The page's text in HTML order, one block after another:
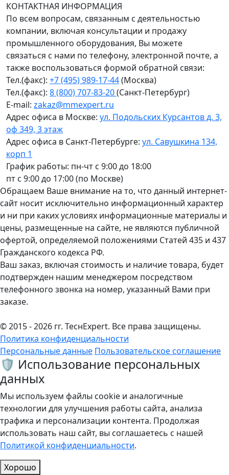
КОНТАКТНАЯ ИНФОРМАЦИЯ
По всем вопросам, связанным с деятельностью
компании, включая консультации и продажу
промышленного оборудования, Вы можете
связаться с нами по телефону, электронной почте, а
также воспользоваться формой обратной связи:
Тел.(факс): +7 (495) 989-17-44(Москва)
Тел.(факс): 8 (800) 707-83-20(Санкт-Петербург)
E-mail: zakaz@mmexpert.ru
Адрес офиса в Москве: ул. Подольских Курсантов д. 3,
оф 349, 3 этаж
Адрес офиса в Санкт-Петербурге: ул. Савушкина 134,
корп 1
График работы: пн-чт с 9:00 до 18:00
пт с 9:00 до 17:00 (по Москве)
Обращаем Ваше внимание на то, что данный интернет-
сайт носит исключительно информационный характер
и ни при каких условиях информационные материалы и
цены, размещенные на сайте, не являются публичной
офертой, определяемой положениями Статей 435 и 437
Гражданского кодекса РФ.
Ваш заказ, включая стоимость и наличие товара, будет
подтвержден нашим менеджером посредством
телефонного звонка на номер, указанный Вами при
заказе.
© 2015 - 2026 гг. ТеcнExpert. Все права защищены.
Политика конфиденциальности
Персональные данные Пользовательское соглашение
🛡️ Использование персональных
данных
Мы используем файлы cookie и аналогичные
технологии для улучшения работы сайта, анализа
трафика и персонализации контента. Продолжая
использовать наш сайт, вы соглашаетесь с нашей
Политикой конфиденциальности.
Хорошо